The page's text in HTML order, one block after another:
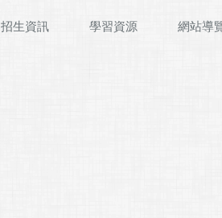
招生資訊 學習資源 網站導